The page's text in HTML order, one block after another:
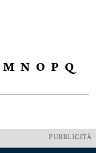
M N O P Q
PUBBLICITÀ